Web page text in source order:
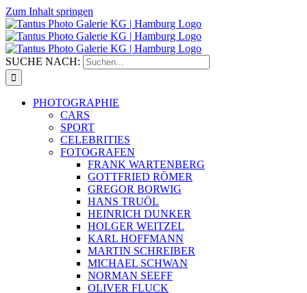
Zum Inhalt springen
SUCHE NACH:
PHOTOGRAPHIE
CARS
SPORT
CELEBRITIES
FOTOGRAFEN
FRANK WARTENBERG
GOTTFRIED RÖMER
GREGOR BORWIG
HANS TRUÖL
HEINRICH DUNKER
HOLGER WEITZEL
KARL HOFFMANN
MARTIN SCHREIBER
MICHAEL SCHWAN
NORMAN SEEFF
OLIVER FLUCK